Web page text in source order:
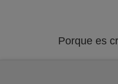
Porque es